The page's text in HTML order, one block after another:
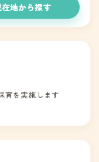
地から探す
育を実施します